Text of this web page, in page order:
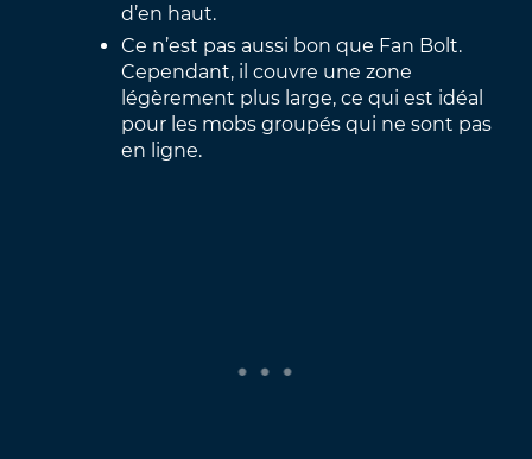
d’en haut.
Ce n’est pas aussi bon que Fan Bolt.
Cependant, il couvre une zone
légèrement plus large, ce qui est idéal
pour les mobs groupés qui ne sont pas
en ligne.